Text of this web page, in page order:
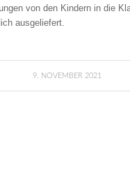
von den Kindern in die
ausgeliefert.
9. NOVEMBER 2021